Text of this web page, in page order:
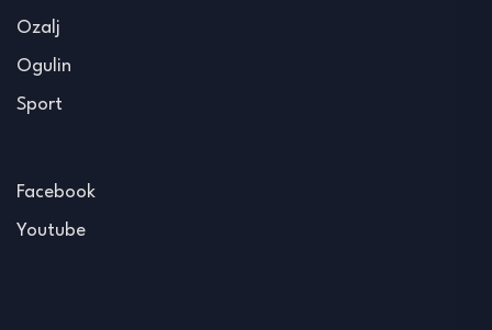
Ozalj
Ogulin
Sport
Facebook
Youtube